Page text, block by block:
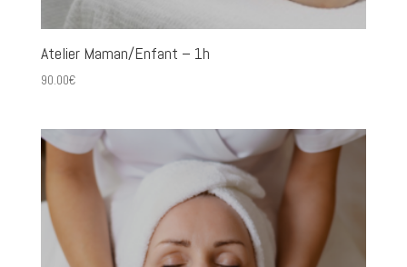
Atelier Maman/Enfant – 1h
90.00€